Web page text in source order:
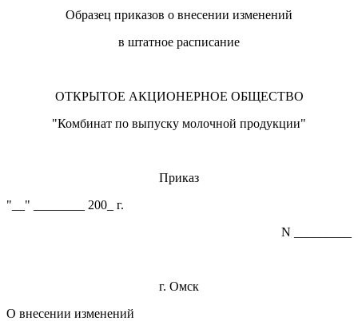
Образец приказов о внесении изменений
в штатное расписание
ОТКРЫТОЕ АКЦИОНЕРНОЕ ОБЩЕСТВО
"Комбинат по выпуску молочной продукции"
Приказ
"__" ________ 200_ г.
N _________
г. Омск
О внесении изменений